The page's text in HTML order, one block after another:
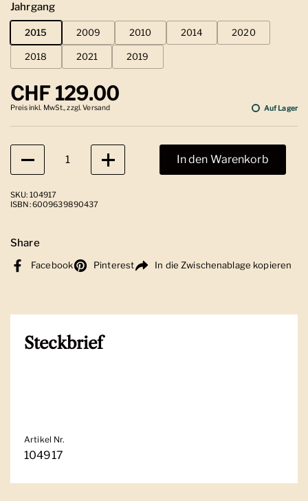
Jahrgang
2015 2009 2010 2014 2020
2018 2021 2019
Regulärer Preis
CHF 129.00
Preis inkl. MwSt., zzgl. Versand Auf Lager
Anzahl
In den Warenkorb
SKU: 104917
ISBN: 6009639890437
Share
Facebook Pinterest In die Zwischenablage kopieren
Steckbrief
Artikel Nr.
104917